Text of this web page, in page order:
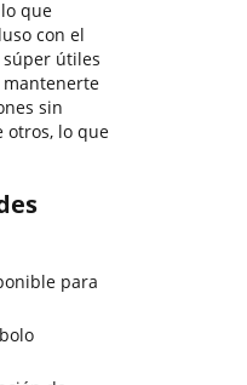
que
con el
útiles
sin
otros, lo que
para